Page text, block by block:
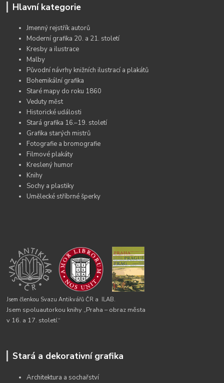
Hlavní kategorie
Jmenný rejstřík autorů
Moderní grafika 20. a 21. století
Kresby a ilustrace
Malby
Původní návrhy knižních ilustrací a plakátů
Bohemikální grafika
Staré mapy do roku 1860
Veduty měst
Historické události
Stará grafika 16.–19. století
Grafika starých mistrů
Fotografie a bromografie
Filmové plakáty
Kreslený humor
Knihy
Sochy a plastiky
Umělecké stříbrné šperky
Jsem členkou Svazu Antikvářů ČR a ILAB.
Jsem spoluautorkou knihy „Praha – obraz města
v 16. a 17. století.“
Stará a dekorativní grafika
Architektura a sochařství